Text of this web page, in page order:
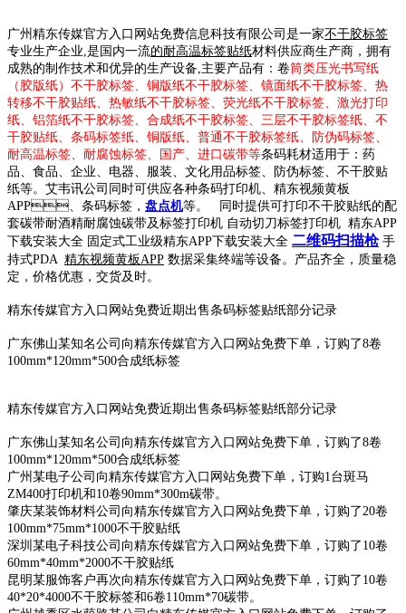
广州精东传媒官方入口网站免费信息科技有限公司是一家不干胶标签
专业生产企业,是国内一流的耐高温标签贴纸材料供应商生产商，拥有
成熟的制作技术和优异的生产设备,主要产品有：卷筒类压光书写纸
（胶版纸）不干胶标签、铜版纸不干胶标签、镜面纸不干胶标签、热
转移不干胶贴纸、热敏纸不干胶标签、荧光纸不干胶标签、激光打印
纸、铝箔纸不干胶标签、合成纸不干胶标签、三层不干胶标签纸、不
干胶贴纸、条码标签纸、铜版纸、普通不干胶标签纸、防伪码标签、
耐高温标签、耐腐蚀标签、国产、进口碳带等条码耗材适用于：药
品、食品、企业、电器、服装、文化用品标签、防伪标签、不干胶贴
纸等。艾韦讯公司同时可供应各种条码打印机、精东视频黄板
APP、条码标签， 盘点机等。 同时提供可打印不干胶贴纸的配
套碳带耐酒精耐腐蚀碳带及标签打印机 自动切刀标签打印机 精东APP
下载安装大全 固定式工业级精东APP下载安装大全 二维码扫描枪手
持式PDA 精东视频黄板APP 数据采集终端等设备。产品齐全，质量稳
定，价格优惠，交货及时。
精东传媒官方入口网站免费近期出售条码标签贴纸部分记录
广东佛山某知名公司向精东传媒官方入口网站免费下单，订购了8卷
100mm*120mm*500合成纸标签
精东传媒官方入口网站免费近期出售条码标签贴纸部分记录
广东佛山某知名公司向精东传媒官方入口网站免费下单，订购了8卷
100mm*120mm*500合成纸标签
广州某电子公司向精东传媒官方入口网站免费下单，订购1台斑马
ZM400打印机和10卷90mm*300m碳带。
肇庆某装饰材料公司向精东传媒官方入口网站免费下单，订购了20卷
100mm*75mm*1000不干胶贴纸
深圳某电子科技公司向精东传媒官方入口网站免费下单，订购了10卷
60mm*40mm*2000不干胶贴纸
昆明某服饰客户再次向精东传媒官方入口网站免费下单，订购了10卷
40*20*4000不干胶标签和6卷110mm*70碳带。